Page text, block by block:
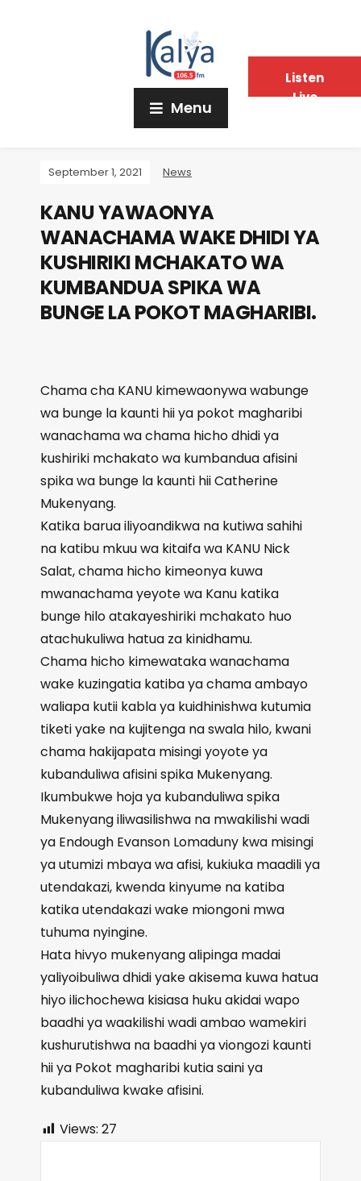
Menu
September 1, 2021 News
KANU YAWAONYA
WANACHAMA WAKE DHIDI YA
KUSHIRIKI MCHAKATO WA
KUMBANDUA SPIKA WA
BUNGE LA POKOT MAGHARIBI.
Chama cha KANU kimewaonywa wabunge
wa bunge la kaunti hii ya pokot magharibi
wanachama wa chama hicho dhidi ya
kushiriki mchakato wa kumbandua afisini
spika wa bunge la kaunti hii Catherine
Mukenyang.
Katika barua iliyoandikwa na kutiwa sahihi
na katibu mkuu wa kitaifa wa KANU Nick
Salat, chama hicho kimeonya kuwa
mwanachama yeyote wa Kanu katika
bunge hilo atakayeshiriki mchakato huo
atachukuliwa hatua za kinidhamu.
Chama hicho kimewataka wanachama
wake kuzingatia katiba ya chama ambayo
waliapa kutii kabla ya kuidhinishwa kutumia
tiketi yake na kujitenga na swala hilo, kwani
chama hakijapata misingi yoyote ya
kubanduliwa afisini spika Mukenyang.
Ikumbukwe hoja ya kubanduliwa spika
Mukenyang iliwasilishwa na mwakilishi wadi
ya Endough Evanson Lomaduny kwa misingi
ya utumizi mbaya wa afisi, kukiuka maadili ya
utendakazi, kwenda kinyume na katiba
katika utendakazi wake miongoni mwa
tuhuma nyingine.
Hata hivyo mukenyang alipinga madai
yaliyoibuliwa dhidi yake akisema kuwa hatua
hiyo ilichochewa kisiasa huku akidai wapo
baadhi ya waakilishi wadi ambao wamekiri
kushurutishwa na baadhi ya viongozi kaunti
hii ya Pokot magharibi kutia saini ya
kubanduliwa kwake afisini.
Views: 27
Listen
Live